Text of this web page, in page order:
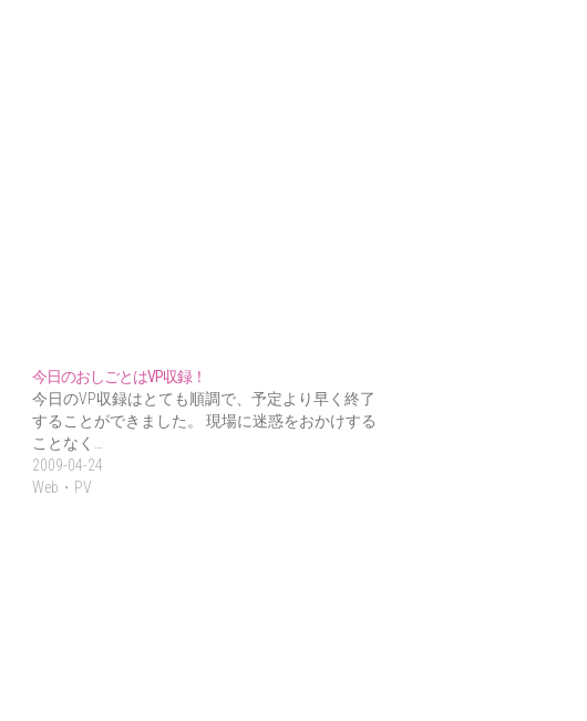
今日のおしごとはVP収録！
今日のVP収録はとても順調で、予定より早く終了
することができました。 現場に迷惑をおかけする
ことなく…
2009-04-24
Web・PV